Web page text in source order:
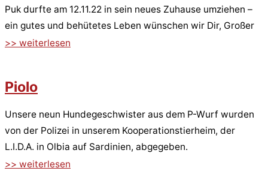
Puk durfte am 12.11.22 in sein neues Zuhause umziehen –
ein gutes und behütetes Leben wünschen wir Dir, Großer
>> weiterlesen
Piolo
Unsere neun Hundegeschwister aus dem P-Wurf wurden
von der Polizei in unserem Kooperationstierheim, der
L.I.D.A. in Olbia auf Sardinien, abgegeben.
>> weiterlesen